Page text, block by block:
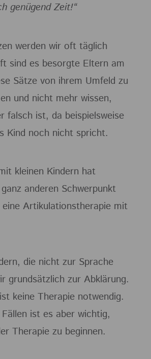
genügend Zeit!“
werden wir oft täglich
sind es besorgte Eltern am
Sätze von ihrem Umfeld zu
und nicht mehr wissen,
falsch ist, da beispielsweise
Kind noch nicht spricht.
kleinen Kindern hat
anderen Schwerpunkt
Artikulationstherapie mit
die nicht zur Sprache
grundsätzlich zur Abklärung.
keine Therapie notwendig.
ist es aber wichtig,
Therapie zu beginnen.